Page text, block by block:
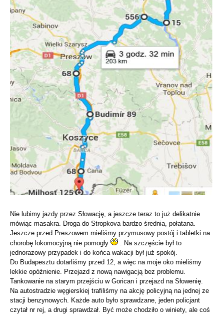
Nie lubimy jazdy przez Słowację, a jeszcze teraz to już delikatnie
mówiąc masakra. Droga do Stropkova bardzo średnia, połatana.
Jeszcze przed Preszowem mieliśmy przymusowy postój i tabletki na
chorobę lokomocyjną nie pomogły
. Na szczęście był to
jednorazowy przypadek i do końca wakacji był już spokój.
Do Budapesztu dotarliśmy przed 12, a więc na moje oko mieliśmy
lekkie opóźnienie. Przejazd z nową nawigacją bez problemu.
Tankowanie na starym przejściu w Gorican i przejazd na Słowenię.
Na autostradzie węgierskiej trafiliśmy na akcję policyjną na jednej ze
stacji benzynowych. Każde auto było sprawdzane, jeden policjant
czytał nr rej, a drugi sprawdzał. Być może chodziło o winiety, ale coś